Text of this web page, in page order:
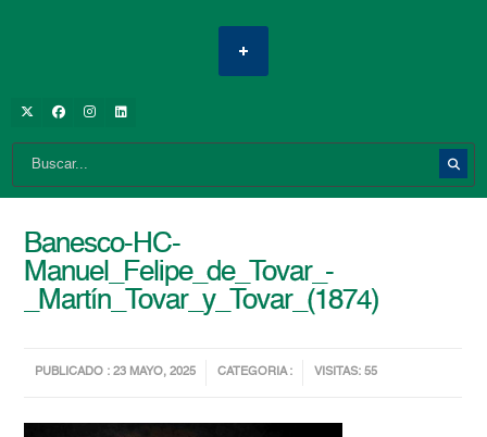
Banesco-HC-
Manuel_Felipe_de_Tovar_-
_Martín_Tovar_y_Tovar_(1874)
PUBLICADO : 23 MAYO, 2025 CATEGORIA : VISITAS: 55